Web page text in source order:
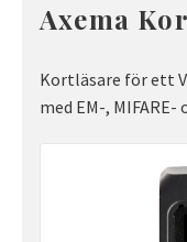
Axema
Kortläsare för ett
med EM-, MIFARE-